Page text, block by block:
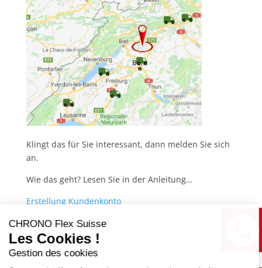
Klingt das für Sie interessant, dann melden Sie sich
an.
Wie das geht? Lesen Sie in der Anleitung…
Erstellung Kundenkonto
Erfassung Online Einsatzanfrage
Einsatz stornieren
CHRONO Flex Suisse
Les Cookies !
Gestion des cookies